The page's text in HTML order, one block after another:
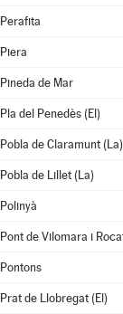
Perafita
Piera
Pineda de Mar
Pla del Penedès (El)
Pobla de Claramunt (La)
Pobla de Lillet (La)
Polinyà
Pont de Vilomara i
Pontons
Prat de Llobregat (El)